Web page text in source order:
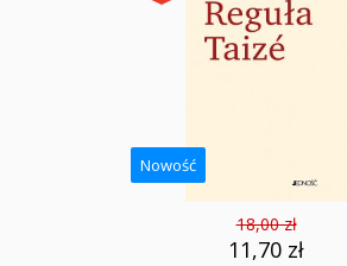
Nowość
18,00 zł
11,70 zł